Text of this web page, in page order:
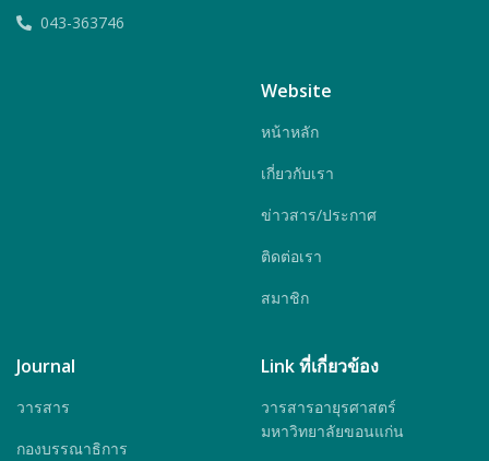
043-363746
Website
หน้าหลัก
เกี่ยวกับเรา
ข่าวสาร/ประกาศ
ติดต่อเรา
สมาชิก
Journal
วารสาร
กองบรรณาธิการ
Link ที่เกี่ยวข้อง
วารสารอายุรศาสตร์
มหาวิทยาลัยขอนแก่น